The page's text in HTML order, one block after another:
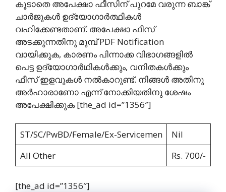
കൂടാതെ അപേക്ഷാ ഫീസിന് പുറമേ വരുന്ന ബാങ്ക്
ചാര്‍ജുകള്‍ ഉദ്യോഗാര്‍ത്ഥികള്‍
വഹിക്കേണ്ടതാണ്. അപേക്ഷാ ഫീസ്‌
അടക്കുന്നതിനു മുമ്പ് PDF Notification
വായിക്കുക, കാരണം പിന്നാക്ക വിഭാഗങ്ങളില്‍
പെട്ട ഉദ്യോഗാര്‍ഥികള്‍ക്കും, വനിതകള്‍ക്കും
ഫീസ്‌ ഇളവുകള്‍ നല്‍കാറുണ്ട്. നിങ്ങള്‍ അതിനു
അര്‍ഹാരാണോ എന്ന് നോക്കിയതിനു ശേഷം
അപേക്ഷിക്കുക [the_ad id=”1356″]
ST/SC/PwBD/Female/Ex-Servicemen
Nil
All Other
Rs. 700/-
[the_ad id=”1356″]